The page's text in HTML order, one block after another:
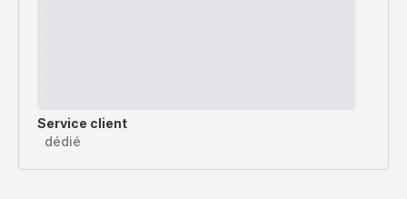
Service client
dédié